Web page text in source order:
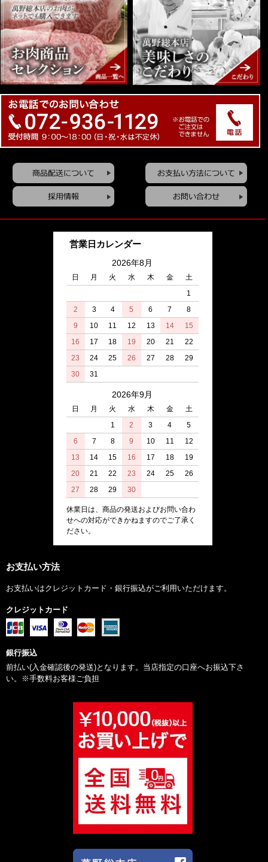
営業日カレンダー
2026年8月
日 月 火 水 木 金
土
1
2
3 4 5 6 7
8
9
10 11 12 13 14
15
16
17 18 19 20 21
22
23
24 25 26 27 28
29
30
31
2026年9月
日 月 火 水 木 金
土
1
2 3 4
5
6
7 8 9 10 11
12
13
14 15 16 17 18
19
20
21 22 23 24 25
26
27
28 29 30
休業日は、商品の発送およびお問い合わ
せへの対応ができかねますのでご了承く
ださい。
お支払い方法
お支払いはクレジットカード・銀行振込がご利用いただけます。
クレジットカード
銀行振込
前払い(入金確認後の発送)となります。当店指定の口座へお振込下さ
い。※手数料お客様ご負担